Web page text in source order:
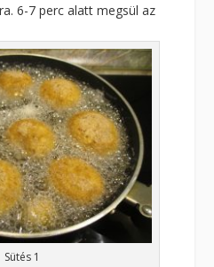
6-7 perc alatt megsül az
Sütés 1